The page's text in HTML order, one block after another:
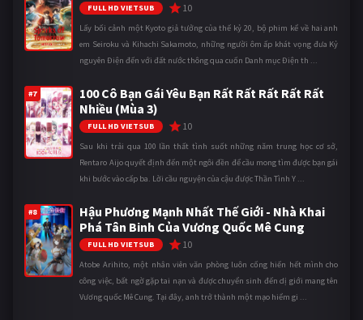
FULL HD VIETSUB 10
Lấy bối cảnh một Kyoto giả tưởng của thế kỷ 20, bộ phim kể về hai anh
em Seiroku và Kihachi Sakamoto, những người ôm ấp khát vọng đưa Kỷ
nguyên Điện đến với đất nước thông qua cuốn Danh mục Điện th ...
#7
100 Cô Bạn Gái Yêu Bạn Rất Rất Rất Rất Rất
Nhiều (Mùa 3)
FULL HD VIETSUB 10
Sau khi trải qua 100 lần thất tình suốt những năm trung học cơ sở,
Rentaro Aijo quyết định đến một ngôi đền để cầu mong tìm được bạn gái
khi bước vào cấp ba. Lời cầu nguyện của cậu được Thần Tình Y ...
#8
Hậu Phương Mạnh Nhất Thế Giới - Nhà Khai
Phá Tân Binh Của Vương Quốc Mê Cung
FULL HD VIETSUB 10
Atobe Arihito, một nhân viên văn phòng luôn cống hiến hết mình cho
công việc, bất ngờ gặp tai nạn và được chuyển sinh đến dị giới mang tên
Vương quốc Mê Cung. Tại đây, anh trở thành một mạo hiểm gi ...